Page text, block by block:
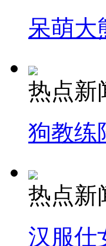
呆萌大
热点新
狗教练
热点新
汉服仕